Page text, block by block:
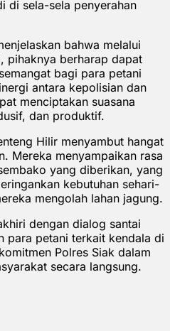
di sela-sela penyerahan
bahwa melalui
pihaknya berharap dapat
bagi para petani
antara kepolisian dan
menciptakan suasana
dan produktif.
Hilir menyambut hangat
Mereka menyampaikan rasa
yang diberikan, yang
kebutuhan sehari-
mengolah lahan jagung.
dengan dialog santai
para petani terkait kendala di
Polres Siak dalam
secara langsung.